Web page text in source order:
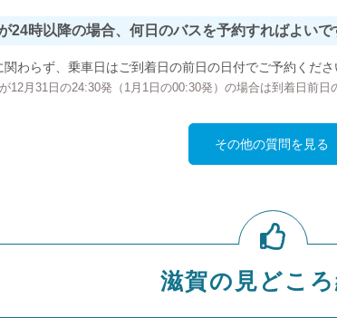
24時以降の場合、何日のバスを予約すればよいで
関わらず、乗車日はご到着日の前日の日付でご予約くださ
12月31日の24:30発（1月1日の00:30発）の場合は到着日前日
その他の質問を見る
滋賀の見どこ